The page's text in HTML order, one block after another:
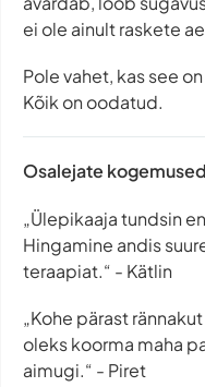
ei ole ainult raskete
Pole vahet, kas see
Kõik on oodatud.
Osalejate
„Ülepikaaja tundsin
Hingamine andis
teraapiat.“ - Kätlin
„Kohe pärast
oleks koorma maha
aimugi.“ - Piret